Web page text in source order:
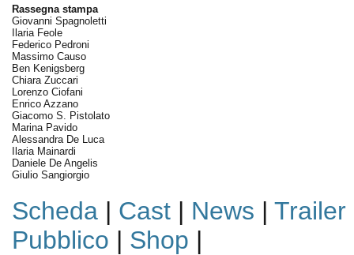
Rassegna stampa
Giovanni Spagnoletti
Ilaria Feole
Federico Pedroni
Massimo Causo
Ben Kenigsberg
Chiara Zuccari
Lorenzo Ciofani
Enrico Azzano
Giacomo S. Pistolato
Marina Pavido
Alessandra De Luca
Ilaria Mainardi
Daniele De Angelis
Giulio Sangiorgio
Scheda| Cast| News | Trailer
Pubblico | Shop |